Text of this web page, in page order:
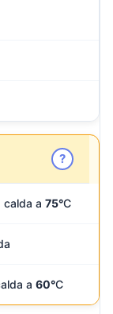
?
calda a 75°C
a 60°C